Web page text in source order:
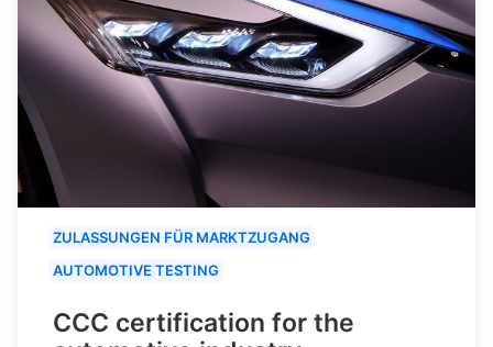
ZULASSUNGEN FÜR MARKTZUGANG
AUTOMOTIVE TESTING
CCC certification for the